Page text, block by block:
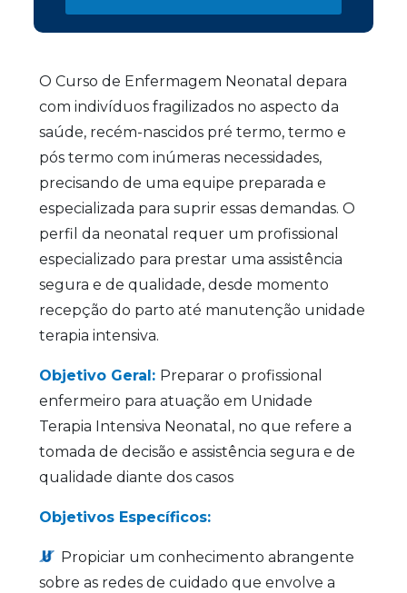
O Curso de Enfermagem Neonatal depara
com indivíduos fragilizados no aspecto da
saúde, recém-nascidos pré termo, termo e
pós termo com inúmeras necessidades,
precisando de uma equipe preparada e
especializada para suprir essas demandas. O
perfil da neonatal requer um profissional
especializado para prestar uma assistência
segura e de qualidade, desde momento
recepção do parto até manutenção unidade
terapia intensiva.
Objetivo Geral: Preparar o profissional
enfermeiro para atuação em Unidade
Terapia Intensiva Neonatal, no que refere a
tomada de decisão e assistência segura e de
qualidade diante dos casos
Objetivos Específicos:
Propiciar um conhecimento abrangente
sobre as redes de cuidado que envolve a